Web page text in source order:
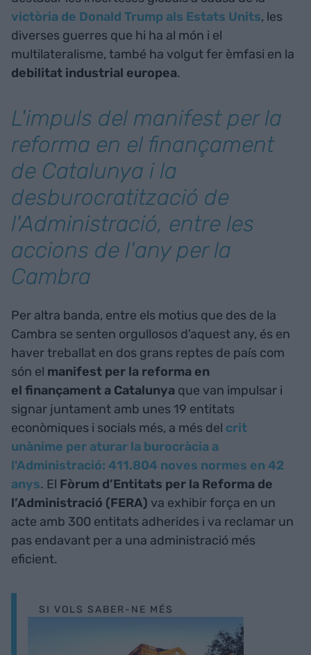
victòria de Donald Trump als Estats Units, les
diverses guerres que hi ha al món i el
multilateralisme, també ha volgut fer èmfasi en la
debilitat industrial europea.
L'impuls del manifest per la
reforma en el finançament
de Catalunya i la
desburocratització de
l'Administració, entre les
accions de l'any per la
Cambra
Per altra banda, entre els motius que des de la
Cambra se senten orgullosos d'aquest any, és en
haver treballat en dos grans reptes de país com
són el manifest per la reforma en
el finançament a Catalunya que van impulsar i
signar juntament amb unes 19 entitats
econòmiques i socials més, a més del crit
unànime per aturar la burocràcia a
l'Administració: 411.804 noves normes en 42
anys. El Fòrum d’Entitats per la Reforma de
l’Administració (FERA) va exhibir força en un
acte amb 300 entitats adherides i va reclamar un
pas endavant per a una administració més
eficient.
SI VOLS SABER-NE MÉS